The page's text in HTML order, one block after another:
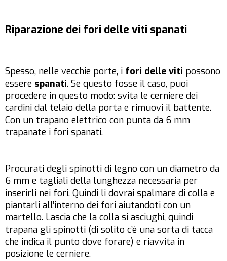
Riparazione dei fori delle viti spanati
Spesso, nelle vecchie porte, i fori delle viti possono
essere spanati. Se questo fosse il caso, puoi
procedere in questo modo: svita le cerniere dei
cardini dal telaio della porta e rimuovi il battente.
Con un trapano elettrico con punta da 6 mm
trapanate i fori spanati.
Procurati degli spinotti di legno con un diametro da
6 mm e tagliali della lunghezza necessaria per
inserirli nei fori. Quindi li dovrai spalmare di colla e
piantarli all’interno dei fori aiutandoti con un
martello. Lascia che la colla si asciughi, quindi
trapana gli spinotti (di solito c’è una sorta di tacca
che indica il punto dove forare) e riavvita in
posizione le cerniere.